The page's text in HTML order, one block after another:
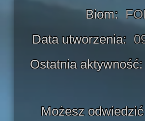
Biom:
Data utworzenia:
Ostatnia aktywność:
Możesz